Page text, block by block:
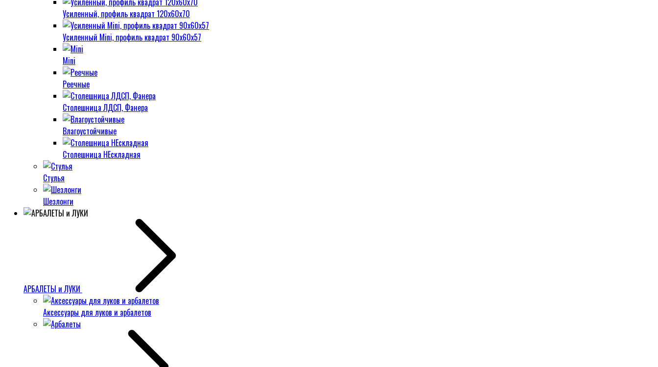
Усиленный, профиль квадрат 120х60х70
Усиленный Mini, профиль квадрат 90х60х57
Mini
Реечные
Столешница ЛДСП, Фанера
Влагоустойчивые
Столешница НЕскладная
Стулья
Шезлонги
АРБАЛЕТЫ и ЛУКИ
Аксессуары для луков и арбалетов